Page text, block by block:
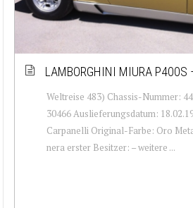
LAMBORGHINI MIURA
Weltreise 483) Chassis-Nummer:
30466 Auslieferungsdatum:
Carpanelli Original-Farbe: Oro
nera erster Besitzer: – weitere ...